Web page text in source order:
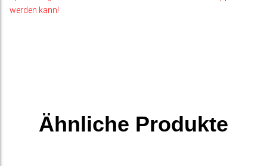
werden kann!
Ähnliche Produkte